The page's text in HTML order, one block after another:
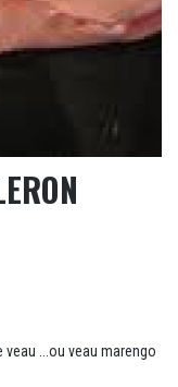
...ou veau marengo